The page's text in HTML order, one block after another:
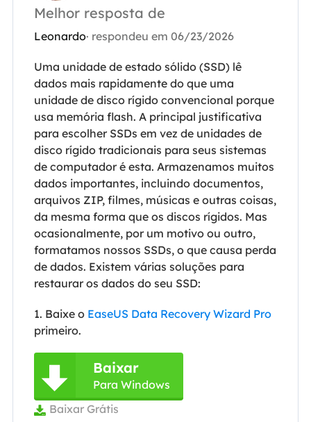
Melhor resposta de
Leonardo· respondeu em 06/23/2026
Uma unidade de estado sólido (SSD) lê
dados mais rapidamente do que uma
unidade de disco rígido convencional porque
usa memória flash. A principal justificativa
para escolher SSDs em vez de unidades de
disco rígido tradicionais para seus sistemas
de computador é esta. Armazenamos muitos
dados importantes, incluindo documentos,
arquivos ZIP, filmes, músicas e outras coisas,
da mesma forma que os discos rígidos. Mas
ocasionalmente, por um motivo ou outro,
formatamos nossos SSDs, o que causa perda
de dados. Existem várias soluções para
restaurar os dados do seu SSD:
1. Baixe o EaseUS Data Recovery Wizard Pro
primeiro.
 Baixar
Para Windows
 Baixar Grátis